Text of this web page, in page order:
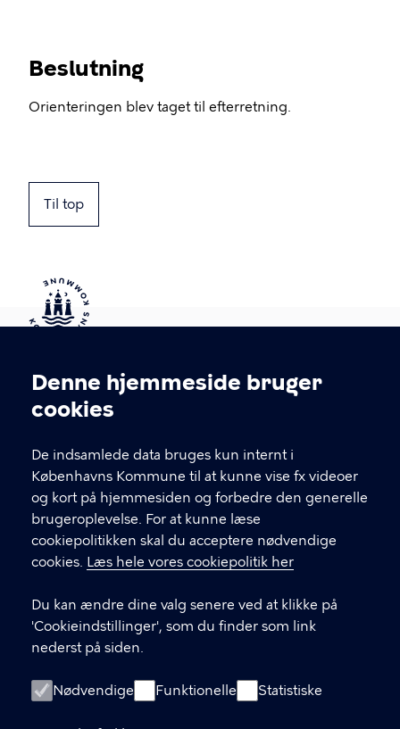
Cookieindstillinger
Denne hjemmeside bruger
cookies
De indsamlede data bruges kun internt i
Københavns Kommune til at kunne vise fx videoer
og kort på hjemmesiden og forbedre den generelle
brugeroplevelse. For at kunne læse
cookiepolitikken skal du acceptere nødvendige
cookies. Læs hele vores cookiepolitik her
Du kan ændre dine valg senere ved at klikke på
'Cookieindstillinger', som du finder som link
nederst på siden.
Nødvendige Funktionelle Statistiske
Beslutning
Orienteringen blev taget til efterretning.
Til top
Kontakt Københavns Kommune
T
fFind andre kontakter her
CVR-nummer64942212
GENVEJE
Digital Post
Databeskyttelse
Tilgængelighedserklæring